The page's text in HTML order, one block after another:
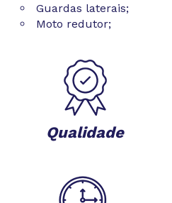
Guardas laterais;
Moto redutor;
Qualidade